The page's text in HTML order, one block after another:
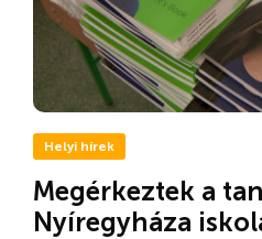
Helyi hírek
Megérkeztek a
Nyíregyháza